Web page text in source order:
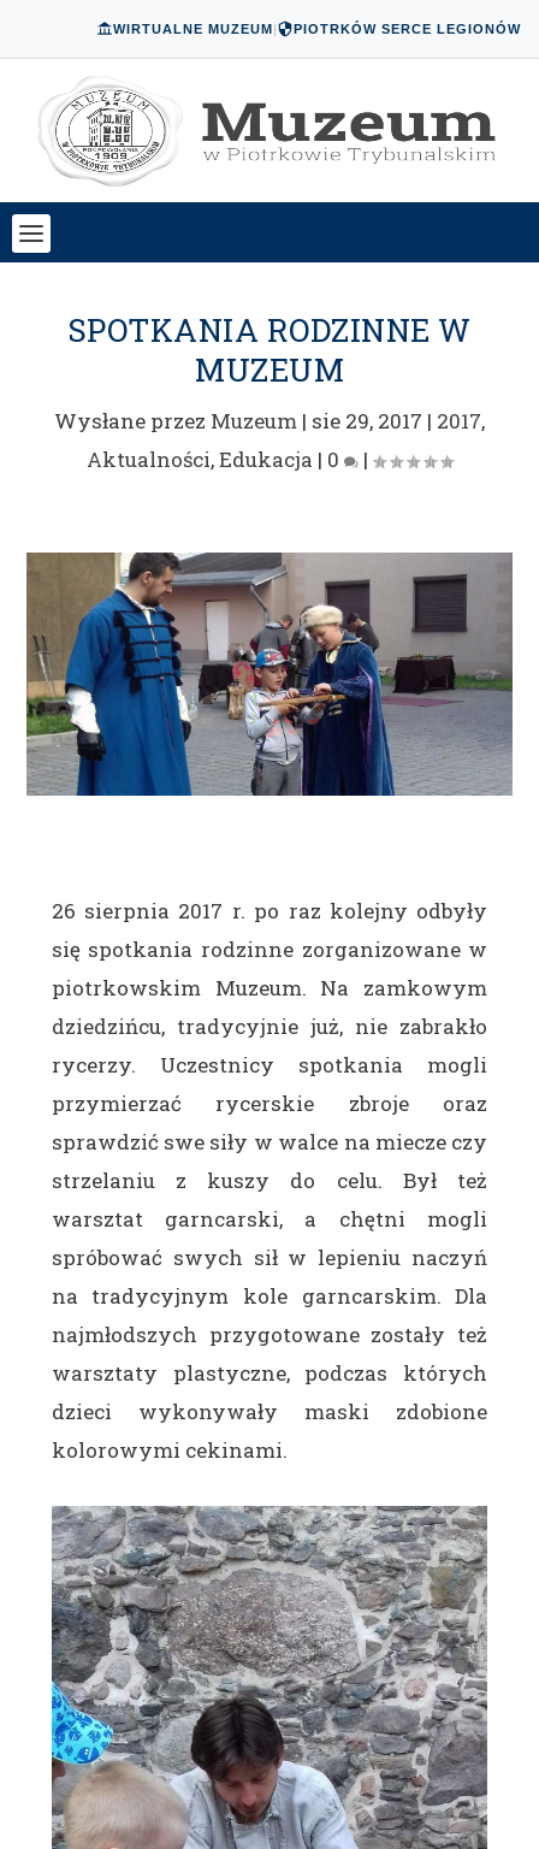
WIRTUALNE MUZEUM| PIOTRKÓW SERCE LEGIONÓW
SPOTKANIA RODZINNE W
MUZEUM
Wysłane przez Muzeum | sie 29, 2017 | 2017,
Aktualności,Edukacja | 0 |
26 sierpnia 2017 r. po raz kolejny odbyły
się spotkania rodzinne zorganizowane w
piotrkowskim Muzeum. Na zamkowym
dziedzińcu, tradycyjnie już, nie zabrakło
rycerzy. Uczestnicy spotkania mogli
przymierzać rycerskie zbroje oraz
sprawdzić swe siły w walce na miecze czy
strzelaniu z kuszy do celu. Był też
warsztat garncarski, a chętni mogli
spróbować swych sił w lepieniu naczyń
na tradycyjnym kole garncarskim. Dla
najmłodszych przygotowane zostały też
warsztaty plastyczne, podczas których
dzieci wykonywały maski zdobione
kolorowymi cekinami.